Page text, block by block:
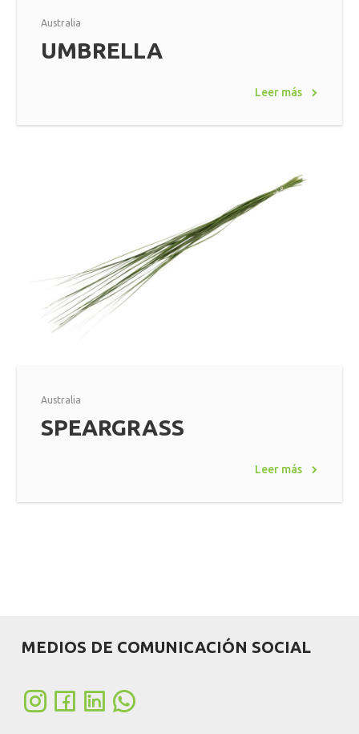
Australia
UMBRELLA
Leer más
Australia
SPEARGRASS
Leer más
MEDIOS DE COMUNICACIÓN SOCIAL